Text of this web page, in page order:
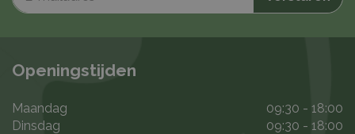
Openingstijden
Maandag
09:30 - 18:00
Dinsdag
09:30 - 18:00